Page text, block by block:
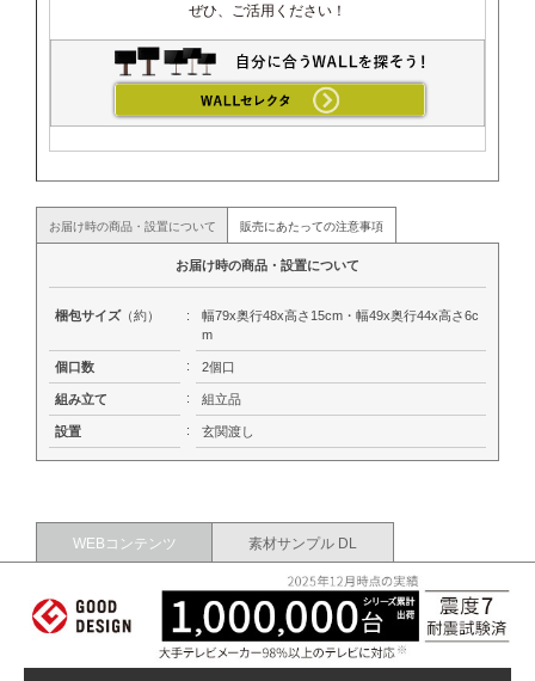
ぜひ、ご活用ください！
お届け時の商品・設置について 販売にあたっての注意事項
お届け時の商品・設置について
梱包サイズ（約） :
幅79x奥行48x高さ15cm・幅49x奥行44x高さ6c
m
個口数 : 2個口
組み立て : 組立品
設置 : 玄関渡し
WEBコンテンツ 素材サンプル DL